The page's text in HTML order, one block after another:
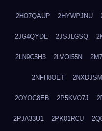
2HO7QAUP 2HYWPJNU
2JG4QYDE 2JSJLGSQ
2LN9C5H3 2LVOI55N
2NFH8OET
2OYOC8EB 2P5KVO7J
2PJA33U1 2PK01RCU